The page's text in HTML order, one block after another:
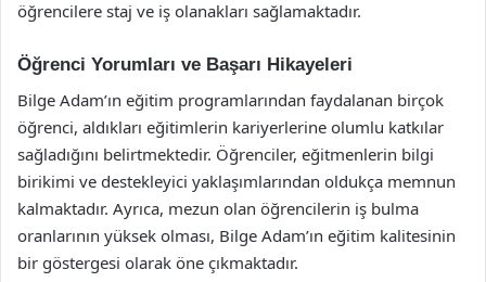
öğrencilere staj ve iş olanakları sağlamaktadır.
Öğrenci Yorumları ve Başarı Hikayeleri
Bilge Adam’ın eğitim programlarından faydalanan birçok
öğrenci, aldıkları eğitimlerin kariyerlerine olumlu katkılar
sağladığını belirtmektedir. Öğrenciler, eğitmenlerin bilgi
birikimi ve destekleyici yaklaşımlarından oldukça memnun
kalmaktadır. Ayrıca, mezun olan öğrencilerin iş bulma
oranlarının yüksek olması, Bilge Adam’ın eğitim kalitesinin
bir göstergesi olarak öne çıkmaktadır.